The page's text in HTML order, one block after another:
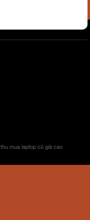
thu mua laptop cũ giá cao